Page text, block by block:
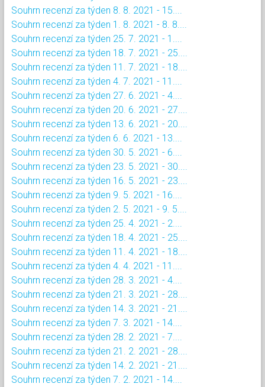
Souhrn recenzí za týden 8. 8. 2021 - 15....
Souhrn recenzí za týden 1. 8. 2021 - 8. 8....
Souhrn recenzí za týden 25. 7. 2021 - 1....
Souhrn recenzí za týden 18. 7. 2021 - 25....
Souhrn recenzí za týden 11. 7. 2021 - 18....
Souhrn recenzí za týden 4. 7. 2021 - 11....
Souhrn recenzí za týden 27. 6. 2021 - 4....
Souhrn recenzí za týden 20. 6. 2021 - 27....
Souhrn recenzí za týden 13. 6. 2021 - 20....
Souhrn recenzí za týden 6. 6. 2021 - 13....
Souhrn recenzí za týden 30. 5. 2021 - 6....
Souhrn recenzí za týden 23. 5. 2021 - 30....
Souhrn recenzí za týden 16. 5. 2021 - 23....
Souhrn recenzí za týden 9. 5. 2021 - 16....
Souhrn recenzí za týden 2. 5. 2021 - 9. 5....
Souhrn recenzí za týden 25. 4. 2021 - 2....
Souhrn recenzí za týden 18. 4. 2021 - 25....
Souhrn recenzí za týden 11. 4. 2021 - 18....
Souhrn recenzí za týden 4. 4. 2021 - 11....
Souhrn recenzí za týden 28. 3. 2021 - 4....
Souhrn recenzí za týden 21. 3. 2021 - 28....
Souhrn recenzí za týden 14. 3. 2021 - 21....
Souhrn recenzí za týden 7. 3. 2021 - 14....
Souhrn recenzí za týden 28. 2. 2021 - 7....
Souhrn recenzí za týden 21. 2. 2021 - 28....
Souhrn recenzí za týden 14. 2. 2021 - 21....
Souhrn recenzí za týden 7. 2. 2021 - 14....